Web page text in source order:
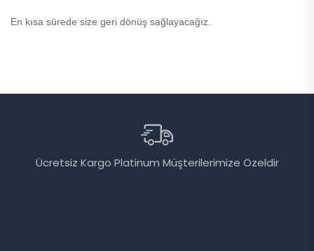
En kısa sürede size geri dönüş sağlayacağız.
Ücretsiz Kargo Platinum Müşterilerimize Özeldir